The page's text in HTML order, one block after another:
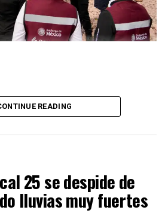
READING
25 se despide de
lluvias muy fuertes